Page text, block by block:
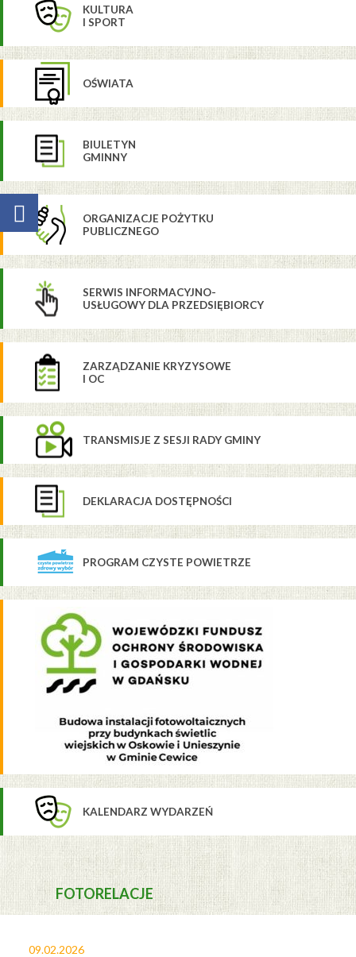
KULTURA
I SPORT
OŚWIATA
BIULETYN
GMINNY
ORGANIZACJE POŻYTKU
PUBLICZNEGO
SERWIS INFORMACYJNO-
USŁUGOWY DLA PRZEDSIĘBIORCY
ZARZĄDZANIE KRYZYSOWE
I OC
TRANSMISJE Z SESJI RADY GMINY
DEKLARACJA DOSTĘPNOŚCI
PROGRAM CZYSTE POWIETRZE
KALENDARZ WYDARZEŃ
FOTORELACJE
09.02.2026